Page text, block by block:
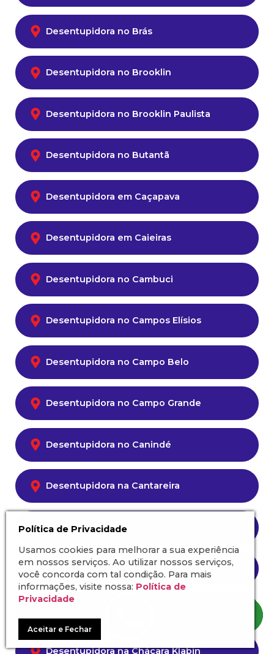
Desentupidora no Brás
Desentupidora no Brooklin
Desentupidora no Brooklin Paulista
Desentupidora no Butantã
Desentupidora em Caçapava
Desentupidora em Caieiras
Desentupidora no Cambuci
Desentupidora no Campos Elísios
Desentupidora no Campo Belo
Desentupidora no Campo Grande
Desentupidora no Canindé
Desentupidora na Cantareira
Desentupidora em Carapicuíba
Desentupidora na Casa Verde
Desentupidora na Chácara Klabin
Política de Privacidade
Usamos cookies para melhorar a sua experiência
em nossos serviços. Ao utilizar nossos serviços,
você concorda com tal condição. Para mais
informações, visite nossa: Política de
Privacidade
Aceitar e Fechar